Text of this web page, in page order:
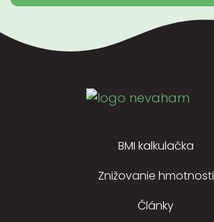
BMI kalkulačka
Znižovanie hmotnosti
Články